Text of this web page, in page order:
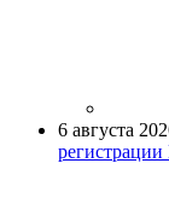
6 августа